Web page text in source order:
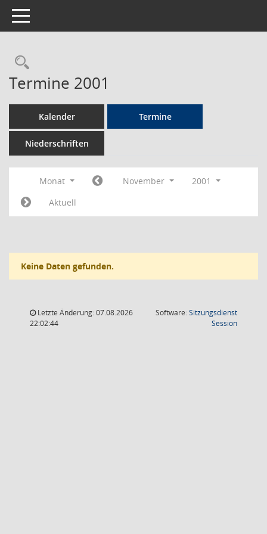
Toggle navigation
Rechercheauswahl
Termine 2001
Kalender Termine
Niederschriften
Monat November
2001
Aktuell
Keine Daten gefunden.
Letzte Änderung: 07.08.2026
22:02:44
Software:Sitzungsdienst
Session(Wird in